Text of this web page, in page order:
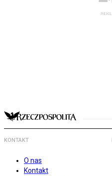
KONTAKT
O nas
Kontakt